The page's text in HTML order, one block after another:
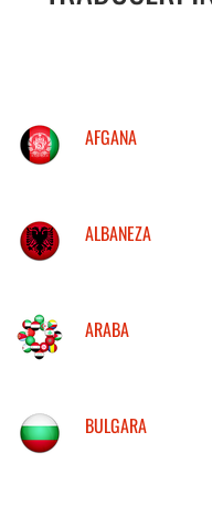
AFGANA
ALBANEZA
ARABA
BULGARA